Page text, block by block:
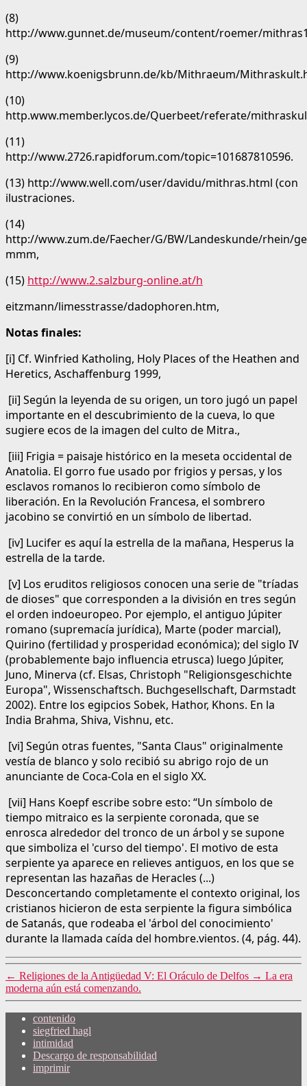
(8)
http://www.gunnet.de/museum/content/roemer/
(9)
http://www.koenigsbrunn.de/kb/Mithraeum/
(10)
http.www.member.lycos.de/Querbeet/referate/
(11)
http://www.2726.rapidforum.com/topic=101687810596.
(13) http://www.well.com/user/davidu/mithras.html (con
ilustraciones.
(14)
http://www.zum.de/Faecher/G/BW/Landeskunde/rhein/
mmm,
(15) http://www.2.salzburg-online.at/h
eitzmann/limesstrasse/dadophoren.htm,
Notas finales:
[i] Cf. Winfried Katholing, Holy Places of the Heathen and
Heretics, Aschaffenburg 1999,
[ii] Según la leyenda de su origen, un toro jugó un papel
importante en el descubrimiento de la cueva, lo que
sugiere ecos de la imagen del culto de Mitra.,
[iii] Frigia = paisaje histórico en la meseta occidental de
Anatolia. El gorro fue usado por frigios y persas, y los
esclavos romanos lo recibieron como símbolo de
liberación. En la Revolución Francesa, el sombrero
jacobino se convirtió en un símbolo de libertad.
[iv] Lucifer es aquí la estrella de la mañana, Hesperus la
estrella de la tarde.
[v] Los eruditos religiosos conocen una serie de "tríadas
de dioses" que corresponden a la división en tres según
el orden indoeuropeo. Por ejemplo, el antiguo Júpiter
romano (supremacía jurídica), Marte (poder marcial),
Quirino (fertilidad y prosperidad económica); del siglo IV
(probablemente bajo influencia etrusca) luego Júpiter,
Juno, Minerva (cf. Elsas, Christoph "Religionsgeschichte
Europa", Wissenschaftsch. Buchgesellschaft, Darmstadt
2002). Entre los egipcios Sobek, Hathor, Khons. En la
India Brahma, Shiva, Vishnu, etc.
[vi] Según otras fuentes, "Santa Claus" originalmente
vestía de blanco y solo recibió su abrigo rojo de un
anunciante de Coca-Cola en el siglo XX.
[vii] Hans Koepf escribe sobre esto: “Un símbolo de
tiempo mitraico es la serpiente coronada, que se
enrosca alrededor del tronco de un árbol y se supone
que simboliza el 'curso del tiempo'. El motivo de esta
serpiente ya aparece en relieves antiguos, en los que se
representan las hazañas de Heracles (...)
Desconcertando completamente el contexto original, los
cristianos hicieron de esta serpiente la figura simbólica
de Satanás, que rodeaba el 'árbol del conocimiento'
durante la llamada caída del hombre.vientos. (4, pág. 44).
← Religiones de la Antigüedad V: El Oráculo de Delfos → La era
moderna aún está comenzando.
contenido
siegfried hagl
intimidad
Descargo de responsabilidad
imprimir